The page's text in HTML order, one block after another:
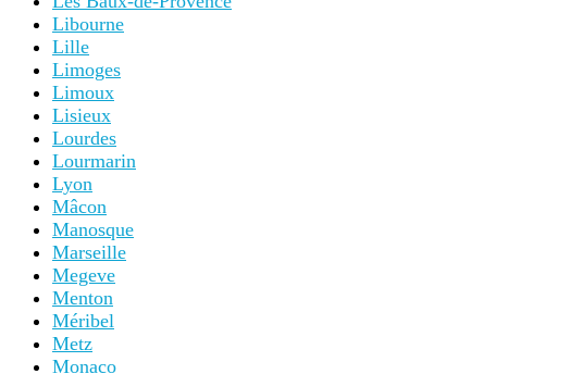
Libourne
Lille
Limoges
Limoux
Lisieux
Lourdes
Lourmarin
Lyon
Mâcon
Manosque
Marseille
Megeve
Menton
Méribel
Metz
Monaco